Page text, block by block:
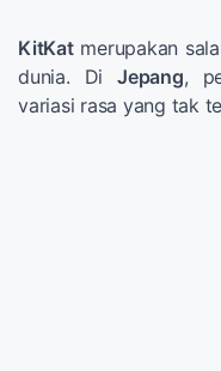
KitKatmerupakan
dunia. DiJepang,
variasi rasa yang tak